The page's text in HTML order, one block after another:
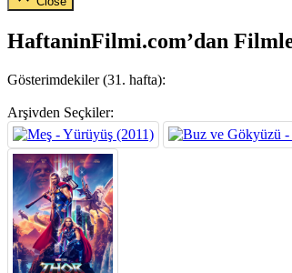
HaftaninFilmi.com’dan
Gösterimdekiler (31. hafta):
Arşivden Seçkiler: